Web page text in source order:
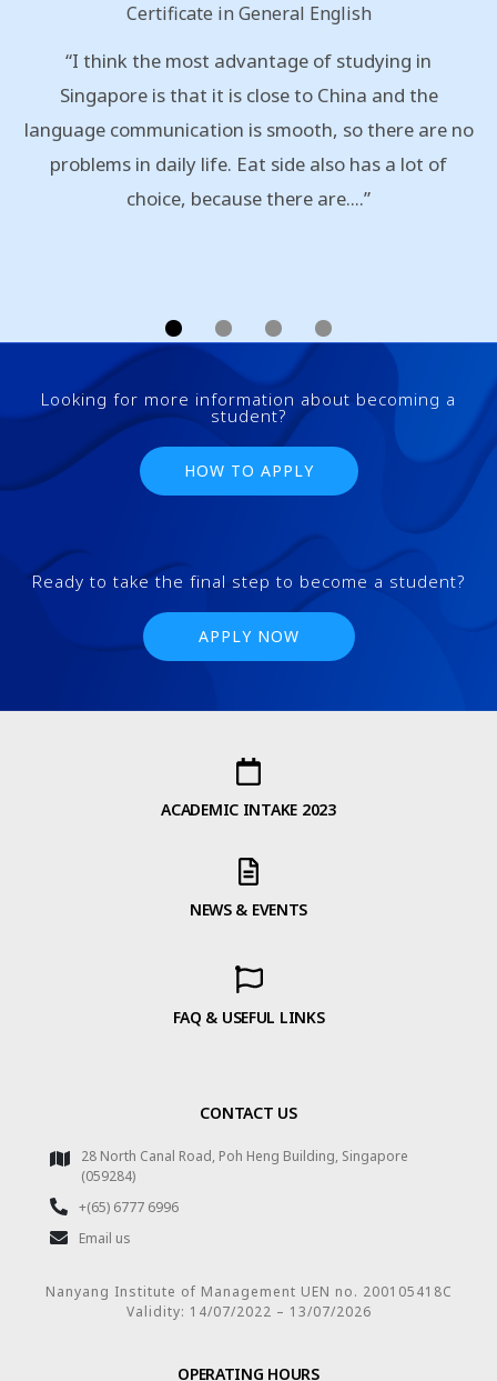
Certificate in General English
“I think the most advantage of studying in
Singapore is that it is close to China and the
language communication is smooth, so there are no
problems in daily life. Eat side also has a lot of
choice, because there are....”
Looking for more information about becoming a
student?
HOW TO APPLY
Ready to take the final step to become a student?
APPLY NOW
ACADEMIC INTAKE 2023
NEWS & EVENTS
FAQ & USEFUL LINKS
CONTACT US
28 North Canal Road, Poh Heng Building, Singapore
(059284)
+(65) 6777 6996
Email us
Nanyang Institute of Management UEN no. 200105418C
Validity: 14/07/2022 – 13/07/2026
OPERATING HOURS